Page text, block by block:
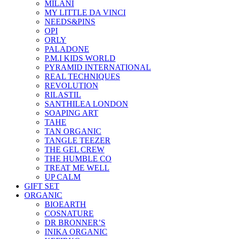
MILANI
MY LITTLE DA VINCI
NEEDS&PINS
OPI
ORLY
PALADONE
P.M.I KIDS WORLD
PYRAMID INTERNATIONAL
REAL TECHNIQUES
REVOLUTION
RILASTIL
SANTHILEA LONDON
SOAPING ART
TAHE
TAN ORGANIC
TANGLE TEEZER
THE GEL CREW
THE HUMBLE CO
TREAT ME WELL
UP CALM
GIFT SET
ORGANIC
BIOEARTH
COSNATURE
DR BRONNER’S
INIKA ORGANIC